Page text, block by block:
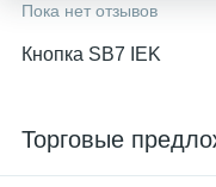
Пока нет отзывов
Кнопка SB7 IEK
Торговые